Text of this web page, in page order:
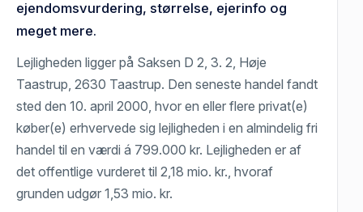
ejendomsvurdering, størrelse, ejerinfo og
meget mere.
Lejligheden ligger på Saksen D 2, 3. 2, Høje
Taastrup, 2630 Taastrup. Den seneste handel fandt
sted den 10. april 2000, hvor en eller flere privat(e)
køber(e) erhvervede sig lejligheden i en almindelig fri
handel til en værdi á 799.000 kr. Lejligheden er af
det offentlige vurderet til 2,18 mio. kr., hvoraf
grunden udgør 1,53 mio. kr.